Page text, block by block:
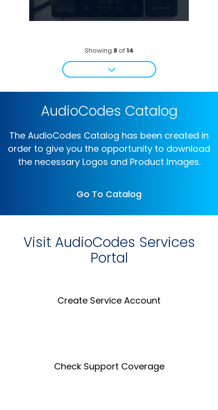
Showing 8of14
AudioCodes Catalog
The AudioCodes Catalog has been created in
order to give you the opportunity to download
the necessary Logos and Product Images.
Go To Catalog
Visit AudioCodes Services
Portal
Create Service Account
Check Support Coverage